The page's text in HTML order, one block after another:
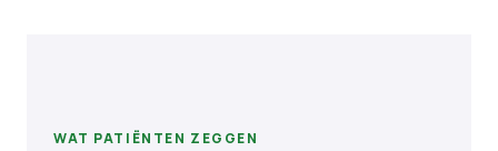
WAT PATIËNTEN ZEGGEN